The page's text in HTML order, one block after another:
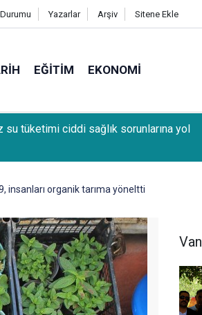
Yazarlar Arşiv Sitene Ekle
EĞITIM EKONOMI
su tüketimi ciddi sağlık sorunlarına yol
insanları organik tarıma yöneltti
Van